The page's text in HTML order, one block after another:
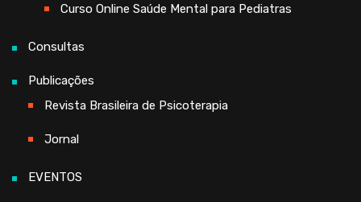
Curso Online Saúde Mental para Pediatras
Consultas
Publicações
Revista Brasileira de Psicoterapia
Jornal
EVENTOS